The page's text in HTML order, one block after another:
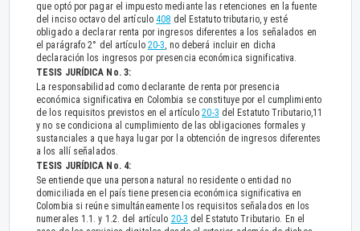
que optó por pagar el impuesto mediante las retenciones en la fuente
del inciso octavo del artículo 408 del Estatuto tributario, y esté
obligado a declarar renta por ingresos diferentes a los señalados en
el parágrafo 2° del artículo 20-3, no deberá incluir en dicha
declaración los ingresos por presencia económica significativa.
TESIS JURÍDICA No. 3:
La responsabilidad como declarante de renta por presencia
económica significativa en Colombia se constituye por el cumplimiento
de los requisitos previstos en el artículo20-3 del Estatuto Tributario,11
y no se condiciona al cumplimiento de las obligaciones formales y
sustanciales a que haya lugar por la obtención de ingresos diferentes
a los allí señalados.
TESIS JURÍDICA No. 4:
Se entiende que una persona natural no residente o entidad no
domiciliada en el país tiene presencia económica significativa en
Colombia si reúne simultáneamente los requisitos señalados en los
numerales 1.1. y 1.2. del artículo 20-3 del Estatuto Tributario. En el